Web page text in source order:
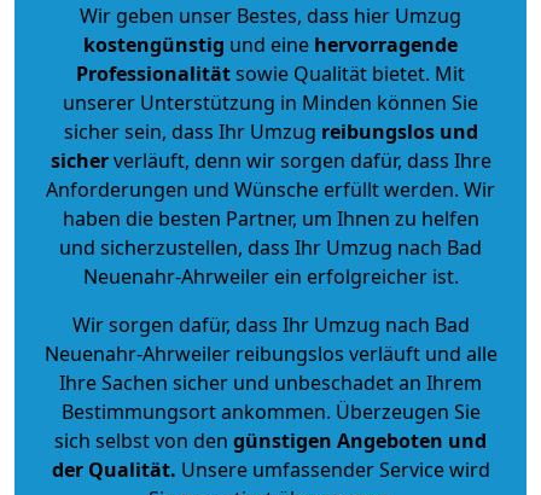
Wir geben unser Bestes, dass hier Umzug
kostengünstig und eine hervorragende
Professionalitätsowie Qualität bietet. Mit
unserer Unterstützung in Minden können Sie
sicher sein, dass Ihr Umzug reibungslos und
sicherverläuft, denn wir sorgen dafür, dass Ihre
Anforderungen und Wünsche erfüllt werden. Wir
haben die besten Partner, um Ihnen zu helfen
und sicherzustellen, dass Ihr Umzug nach Bad
Neuenahr-Ahrweiler ein erfolgreicher ist.
Wir sorgen dafür, dass Ihr Umzug nach Bad
Neuenahr-Ahrweiler reibungslos verläuft und alle
Ihre Sachen sicher und unbeschadet an Ihrem
Bestimmungsort ankommen. Überzeugen Sie
sich selbst von den günstigen Angeboten und
der Qualität. Unsere umfassender Service wird